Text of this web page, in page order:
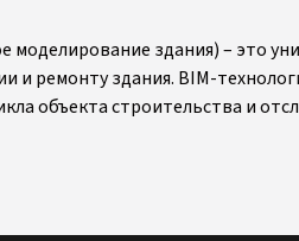
здания) – это
и ремонту здания. BIM-
объекта строительства и